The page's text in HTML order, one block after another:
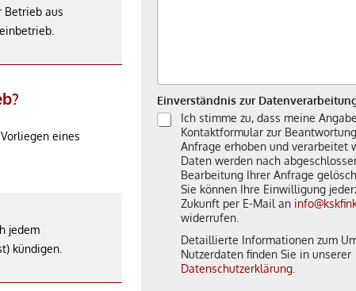
Betrieb aus
eines
jedem
kündigen.
Einverständnis zur
Ich stimme zu, dass meine
Kontaktformular zur
Anfrage erhoben und verarbeitet
Daten werden nach
Bearbeitung Ihrer Anfrage
Sie können Ihre Einwilligung
Zukunft per E-Mail an
widerrufen.
Detaillierte Informationen zum
Nutzerdaten finden Sie in unserer
Datenschutzerklärung